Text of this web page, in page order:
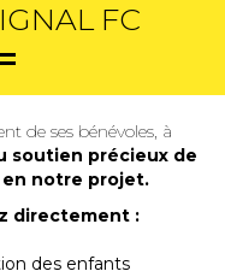
FC
de ses bénévoles, à
soutien précieux de
notre projet.
directement :
des enfants